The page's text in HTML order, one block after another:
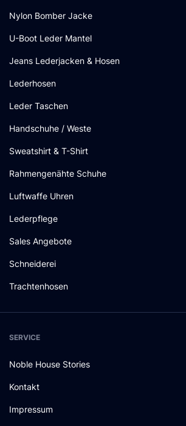
Nylon Bomber Jacke
U-Boot Leder Mantel
Jeans Lederjacken & Hosen
Lederhosen
Leder Taschen
Handschuhe / Weste
Sweatshirt & T-Shirt
Rahmengenähte Schuhe
Luftwaffe Uhren
Lederpflege
Sales Angebote
Schneiderei
Trachtenhosen
SERVICE
Noble House Stories
Kontakt
Impressum